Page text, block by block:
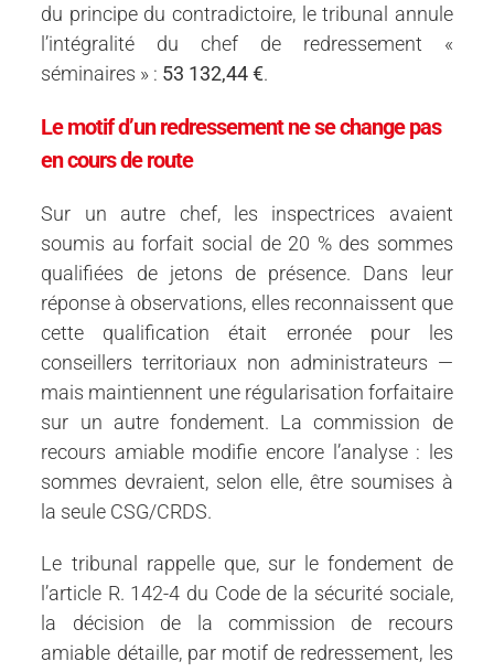
du principe du contradictoire, le tribunal annule
l’intégralité du chef de redressement «
séminaires » : 53 132,44 €.
Le motif d’un redressement ne se change pas
en cours de route
Sur un autre chef, les inspectrices avaient
soumis au forfait social de 20 % des sommes
qualifiées de jetons de présence. Dans leur
réponse à observations, elles reconnaissent que
cette qualification était erronée pour les
conseillers territoriaux non administrateurs —
mais maintiennent une régularisation forfaitaire
sur un autre fondement. La commission de
recours amiable modifie encore l’analyse : les
sommes devraient, selon elle, être soumises à
la seule CSG/CRDS.
Le tribunal rappelle que, sur le fondement de
l’article R. 142-4 du Code de la sécurité sociale,
la décision de la commission de recours
amiable détaille, par motif de redressement, les